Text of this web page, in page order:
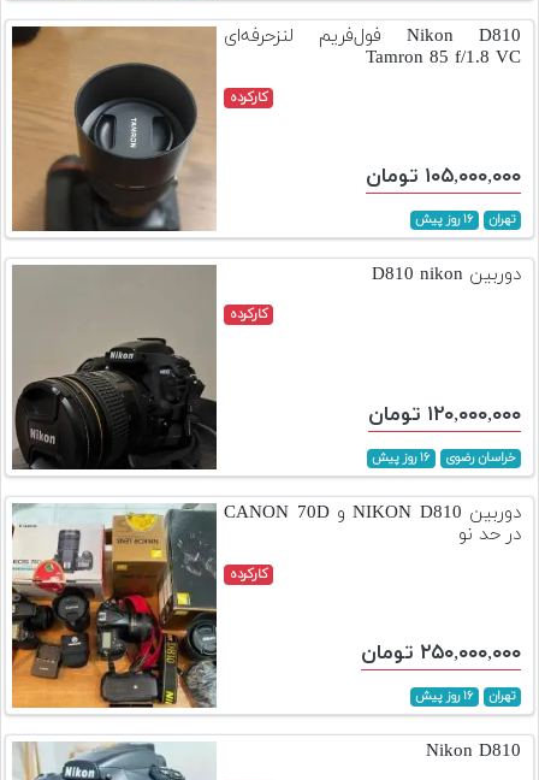
تجهیزات
مکث
دست
دوم
لیست
قیمت
Nikon D810 فول‌فریم لنزحرفه‌ای
Tamron 85 f/1.8 VC
کارکرده
۱۰۵,۰۰۰,۰۰۰ تومان
تهران ۱۶ روز پیش
دوربین D810 nikon
کارکرده
۱۲۰,۰۰۰,۰۰۰ تومان
خراسان رضوی ۱۶ روز پیش
دوربین NIKON D810 و CANON 70D
در حد نو
کارکرده
۲۵۰,۰۰۰,۰۰۰ تومان
تهران ۱۶ روز پیش
Nikon D810